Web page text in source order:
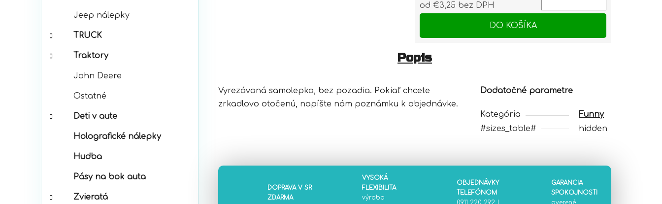
Jeep nálepky
TRUCK
Traktory
John Deere
Ostatné
Deti v aute
Holografické nálepky
Hudba
Pásy na bok auta
Zvieratá
od €3,25 bez DPH
Jednotková cena:
DO KOŠÍKA
Popis
Vyrezávaná samolepka, bez pozadia. Pokiaľ chcete
zrkadlovo otočenú, napíšte nám poznámku k objednávke.
Dodatočné parametre
Kategória
Funny
#sizes_table#
hidden
DOPRAVA V SR
ZDARMA
VYSOKÁ
FLEXIBILITA
výroba
OBJEDNÁVKY
TELEFÓNOM
GARANCIA
SPOKOJNOSTI